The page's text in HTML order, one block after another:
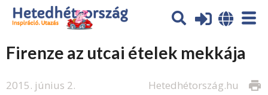
Firenze az utcai ételek mekkája
2015. június 2. print
Hetedhétország.hu